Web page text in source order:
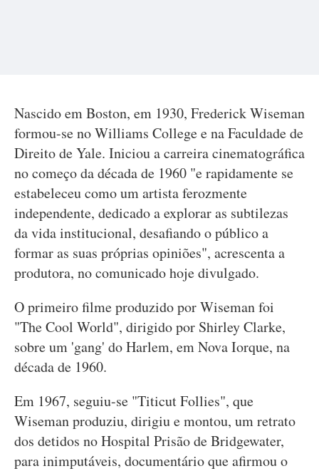
Nascido em Boston, em 1930, Frederick Wiseman
formou-se no Williams College e na Faculdade de
Direito de Yale. Iniciou a carreira cinematográfica
no começo da década de 1960 "e rapidamente se
estabeleceu como um artista ferozmente
independente, dedicado a explorar as subtilezas
da vida institucional, desafiando o público a
formar as suas próprias opiniões", acrescenta a
produtora, no comunicado hoje divulgado.
O primeiro filme produzido por Wiseman foi
"The Cool World", dirigido por Shirley Clarke,
sobre um 'gang' do Harlem, em Nova Iorque, na
década de 1960.
Em 1967, seguiu-se "Titicut Follies", que
Wiseman produziu, dirigiu e montou, um retrato
dos detidos no Hospital Prisão de Bridgewater,
para inimputáveis, documentário que afirmou o